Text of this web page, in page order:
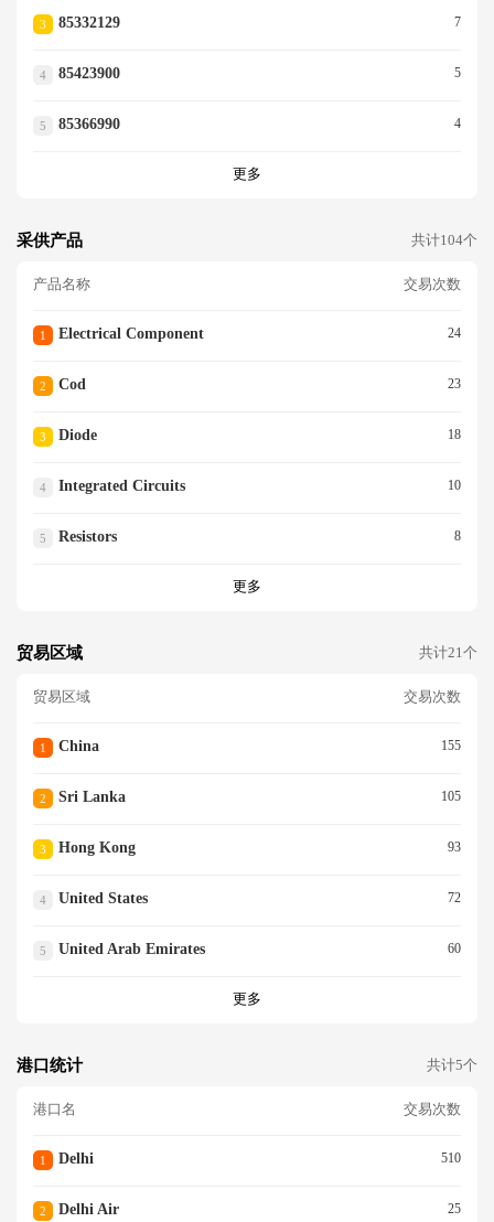
3 85332129 7
4 85423900 5
5 85366990 4
更多
采供产品 共计104个
产品名称 交易次数
1 Electrical Component 24
2 Cod 23
3 Diode 18
4 Integrated Circuits 10
5 Resistors 8
更多
贸易区域 共计21个
贸易区域 交易次数
1 China 155
2 Sri Lanka 105
3 Hong Kong 93
4 United States 72
5 United Arab Emirates 60
更多
港口统计 共计5个
港口名 交易次数
1 Delhi 510
2 Delhi Air 25